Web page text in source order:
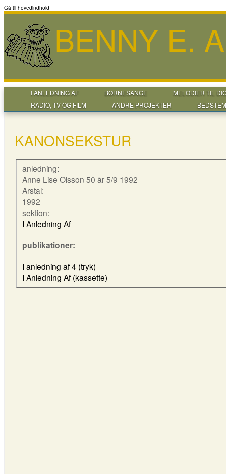
Gå til hovedindhold
BENNY E.
I ANLEDNING AF BØRNESANGE
MELODIER TIL
RADIO, TV OG FILM
ANDRE PROJEKTER
KANONSEKSTUR
anledning:
Anne Lise Olsson 50 år 5/9 1992
Arstal:
1992
sektion:
I Anledning Af
publikationer:
I anledning af 4 (tryk)
I Anledning Af (kassette)